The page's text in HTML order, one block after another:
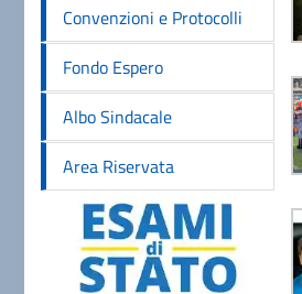
Convenzioni e Protocolli
Fondo Espero
Albo Sindacale
Area Riservata